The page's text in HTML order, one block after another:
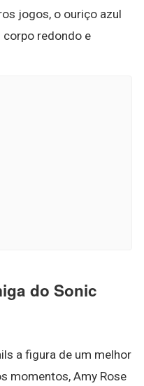
jogos, o ouriço azul
corpo redondo e
do Sonic
a figura de um melhor
momentos, Amy Rose